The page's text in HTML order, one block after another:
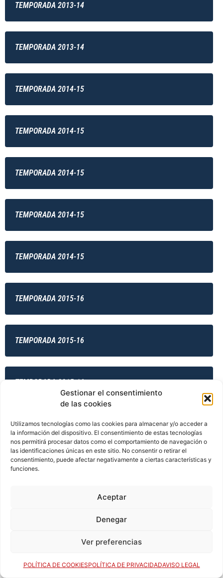
Gestionar el consentimiento
de las cookies
Utilizamos tecnologías como las cookies para almacenar y/o acceder a
la información del dispositivo. El consentimiento de estas tecnologías
nos permitirá procesar datos como el comportamiento de navegación o
las identificaciones únicas en este sitio. No consentir o retirar el
consentimiento, puede afectar negativamente a ciertas características y
funciones.
Aceptar
Denegar
Ver preferencias
POLÍTICA DE COOKIESPOLÍTICA DE PRIVACIDADAVISO LEGAL
TEMPORADA 2013-14
TEMPORADA 2013-14
TEMPORADA 2014-15
TEMPORADA 2014-15
TEMPORADA 2014-15
TEMPORADA 2014-15
TEMPORADA 2014-15
TEMPORADA 2015-16
TEMPORADA 2015-16
TEMPORADA 2015-16
TEMPORADA 2015-16
TEMPORADA 2015-16